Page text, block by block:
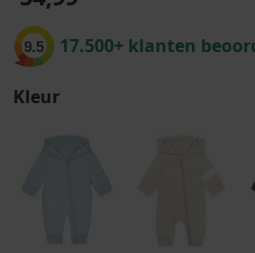
9.5 17.500+ klanten
Kleur